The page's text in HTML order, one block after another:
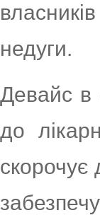
недуги.
Девайс в
до
скорочує